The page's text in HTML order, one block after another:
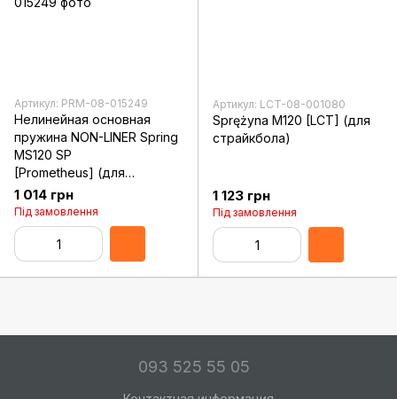
Артикул: PRM-08-015249
Нелинейная основная
пружина NON-LINER Spring
MS120 SP
[Prometheus] (для
страйкбола)
1 014 грн
Під замовлення
Артикул: LCT-08-001080
Sprężyna M120 [LCT] (для
страйкбола)
1 123 грн
Під замовлення
093 525 55 05